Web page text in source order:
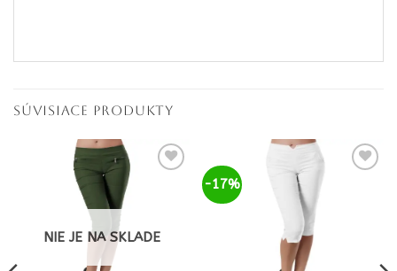
SÚVISIACE PRODUKTY
NIE JE NA SKLADE
-17%